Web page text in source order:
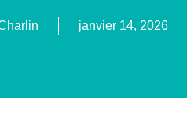
janvier 14, 2026